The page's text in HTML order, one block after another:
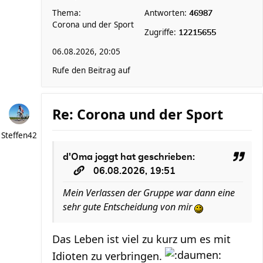
Thema:
Corona und der Sport
Antworten: 46987
Zugriffe: 12215655
06.08.2026, 20:05
Rufe den Beitrag auf
Steffen42
Re: Corona und der Sport
d'Oma joggt hat geschrieben:
06.08.2026, 19:51
Mein Verlassen der Gruppe war dann eine
sehr gute Entscheidung von mir
Das Leben ist viel zu kurz um es mit
Idioten zu verbringen.